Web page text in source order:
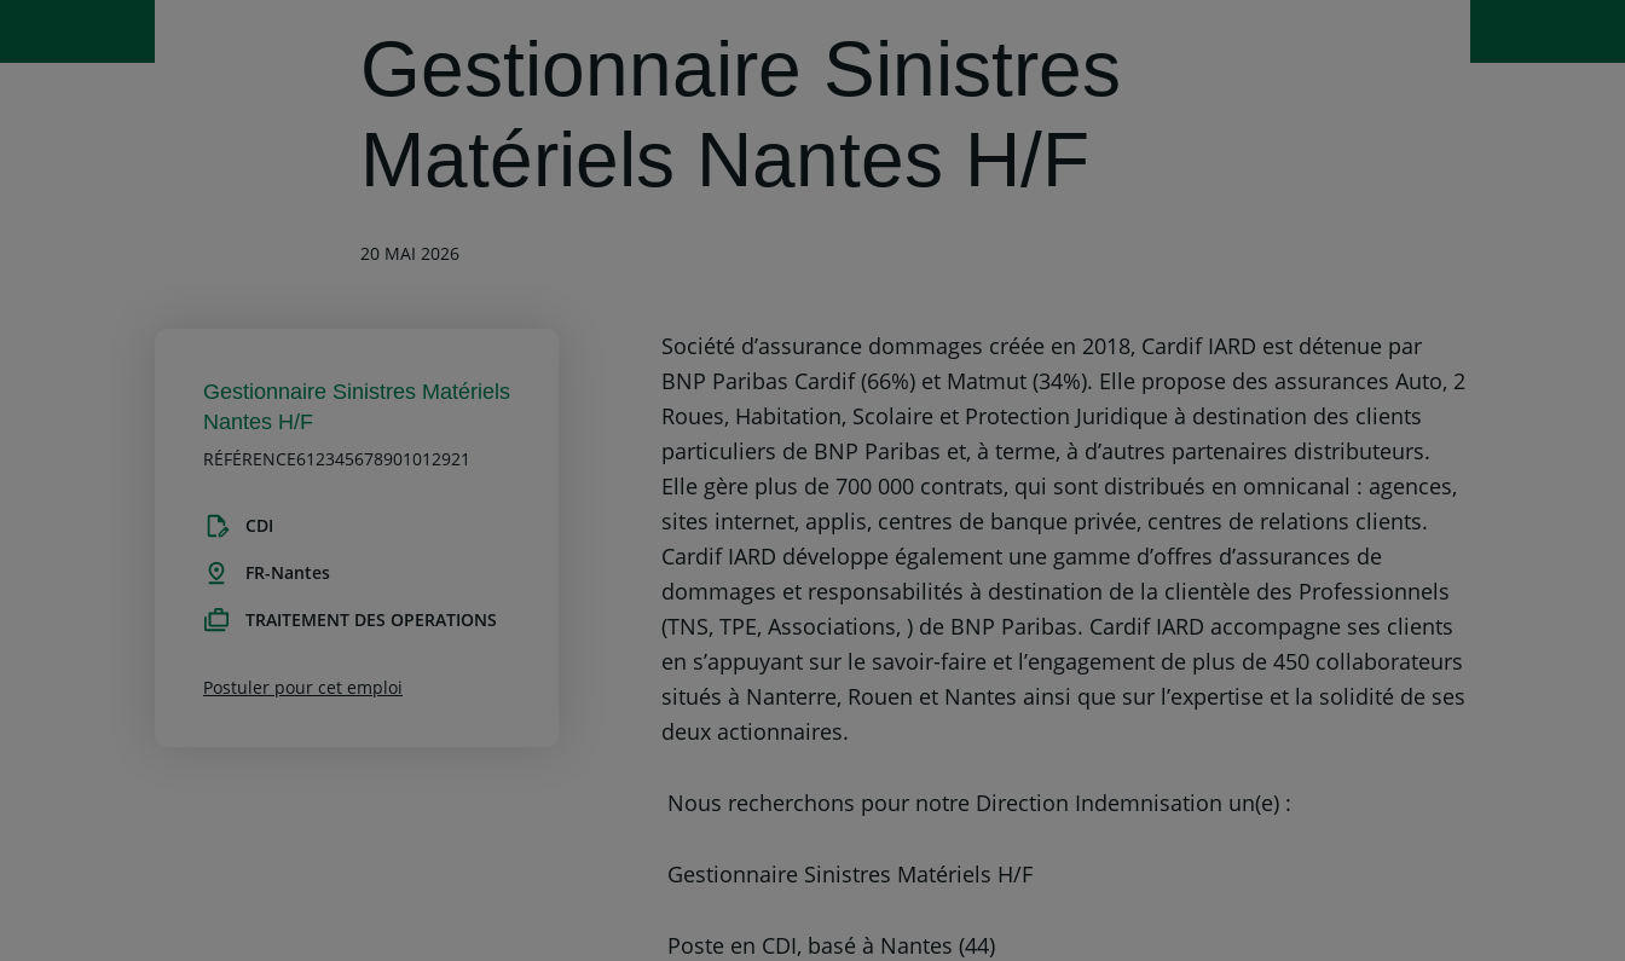
Gestionnaire Sinistres
Matériels Nantes H/F
20 MAI 2026
Gestionnaire Sinistres Matériels
Nantes H/F
RÉFÉRENCE612345678901012921
CDI
FR-Nantes
TRAITEMENT DES OPERATIONS
Postuler pour cet emploi
Société d’assurance dommages créée en 2018, Cardif IARD est détenue par
BNP Paribas Cardif (66%) et Matmut (34%). Elle propose des assurances Auto, 2
Roues, Habitation, Scolaire et Protection Juridique à destination des clients
particuliers de BNP Paribas et, à terme, à d’autres partenaires distributeurs.
Elle gère plus de 700 000 contrats, qui sont distribués en omnicanal : agences,
sites internet, applis, centres de banque privée, centres de relations clients.
Cardif IARD développe également une gamme d’offres d’assurances de
dommages et responsabilités à destination de la clientèle des Professionnels
(TNS, TPE, Associations, ) de BNP Paribas. Cardif IARD accompagne ses clients
en s’appuyant sur le savoir-faire et l’engagement de plus de 450 collaborateurs
situés à Nanterre, Rouen et Nantes ainsi que sur l’expertise et la solidité de ses
deux actionnaires.
Nous recherchons pour notre Direction Indemnisation un(e) :
Gestionnaire Sinistres Matériels H/F
Poste en CDI, basé à Nantes (44)